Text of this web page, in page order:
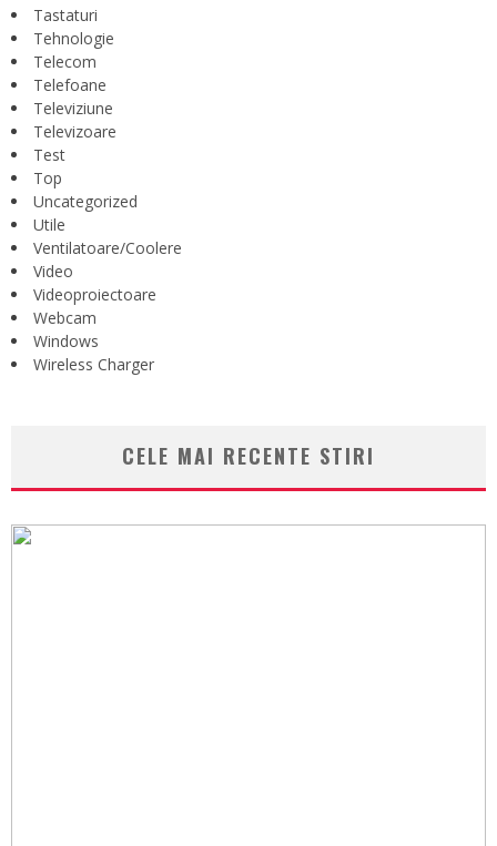
Tastaturi
Tehnologie
Telecom
Telefoane
Televiziune
Televizoare
Test
Top
Uncategorized
Utile
Ventilatoare/Coolere
Video
Videoproiectoare
Webcam
Windows
Wireless Charger
CELE MAI RECENTE STIRI